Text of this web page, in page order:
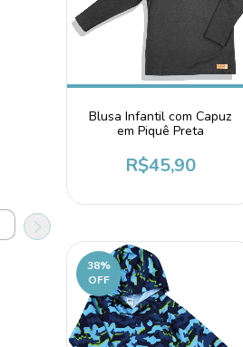
Blusa Infantil com Capuz
em Piquê Preta
R$45,90
38%
OFF